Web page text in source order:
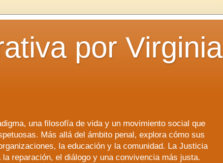
por Virginia
una filosofía de vida y un movimiento social que
Más allá del ámbito penal, explora cómo sus
la educación y la comunidad. La Justicia
reparación, el diálogo y una convivencia más justa.